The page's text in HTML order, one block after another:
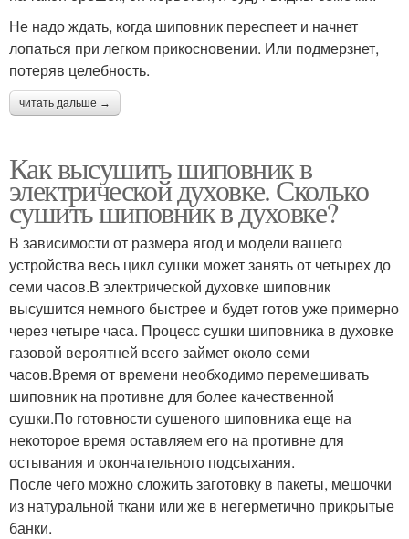
Не надо ждать, когда шиповник переспеет и начнет
лопаться при легком прикосновении. Или подмерзнет,
потеряв целебность.
читать дальше →
Как высушить шиповник в
электрической духовке. Сколько
сушить шиповник в духовке?
В зависимости от размера ягод и модели вашего
устройства весь цикл сушки может занять от четырех до
семи часов.В электрической духовке шиповник
высушится немного быстрее и будет готов уже примерно
через четыре часа. Процесс сушки шиповника в духовке
газовой вероятней всего займет около семи
часов.Время от времени необходимо перемешивать
шиповник на противне для более качественной
сушки.По готовности сушеного шиповника еще на
некоторое время оставляем его на противне для
остывания и окончательного подсыхания.
После чего можно сложить заготовку в пакеты, мешочки
из натуральной ткани или же в негерметично прикрытые
банки.